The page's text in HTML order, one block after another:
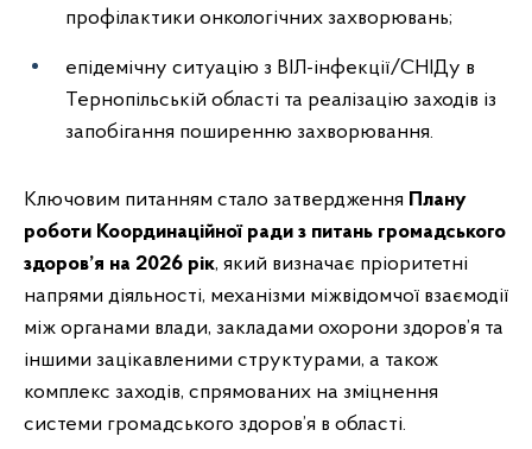
профілактики онкологічних захворювань;
епідемічну ситуацію з ВІЛ-інфекції/СНІДу в
Тернопільській області та реалізацію заходів із
запобігання поширенню захворювання.
Ключовим питанням стало затвердження Плану
роботи Координаційної ради з питань громадського
здоров’я на 2026 рік, який визначає пріоритетні
напрями діяльності, механізми міжвідомчої взаємодії
між органами влади, закладами охорони здоров’я та
іншими зацікавленими структурами, а також
комплекс заходів, спрямованих на зміцнення
системи громадського здоров’я в області.